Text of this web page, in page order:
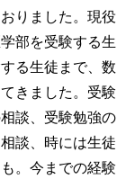
りました。現役
部を受験する生
る生徒まで、数
きました。受験
談、受験勉強の
談、時には生徒
。今までの経験